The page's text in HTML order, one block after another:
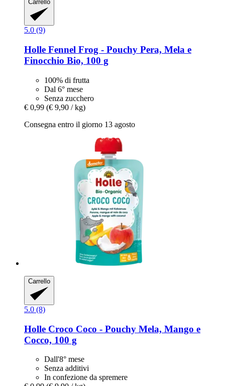
Carrello
5.0 (9)
Holle Fennel Frog -​ Pouchy Pera, Mela e
Finocchio Bio, 100 g
100% di frutta
Dal 6° mese
Senza zucchero
€ 0,99 (€ 9,90 / kg)
Consegna entro il giorno 13 agosto
Carrello
5.0 (8)
Holle Croco Coco -​ Pouchy Mela, Mango e
Cocco, 100 g
Dall'8° mese
Senza additivi
In confezione da spremere